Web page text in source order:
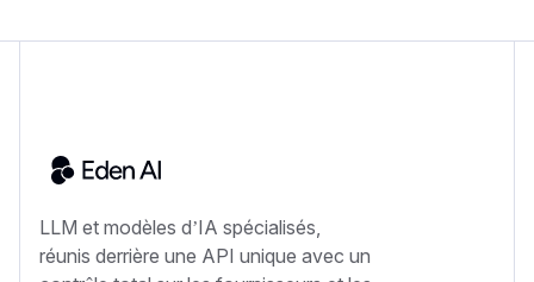
LLM et modèles d’IA spécialisés,
réunis derrière une API unique avec un